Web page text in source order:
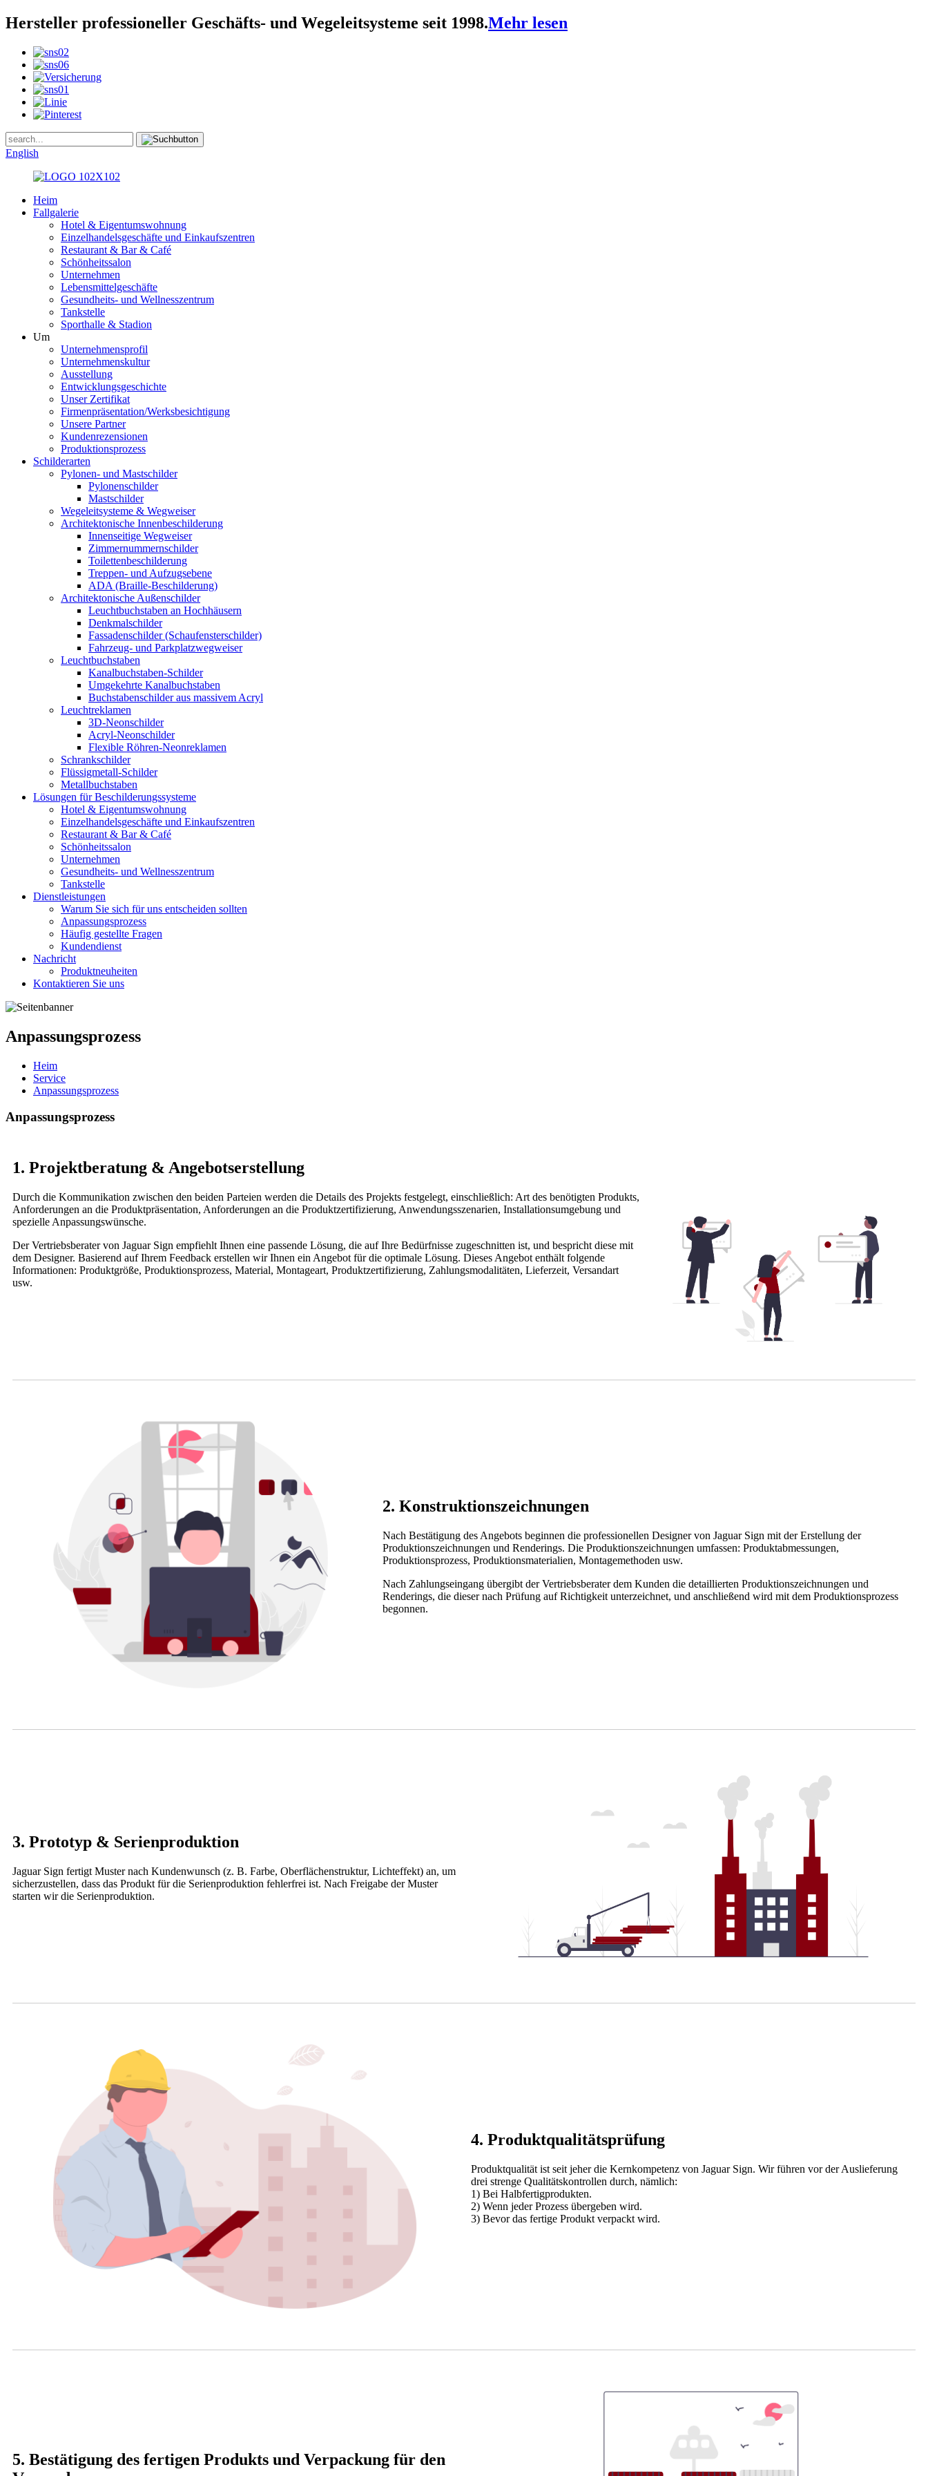
Hersteller professioneller Geschäfts- und Wegeleitsysteme seit 1998.Mehr lesen
English
Heim
Fallgalerie
Hotel & Eigentumswohnung
Einzelhandelsgeschäfte und Einkaufszentren
Restaurant & Bar & Café
Schönheitssalon
Unternehmen
Lebensmittelgeschäfte
Gesundheits- und Wellnesszentrum
Tankstelle
Sporthalle & Stadion
Um
Unternehmensprofil
Unternehmenskultur
Ausstellung
Entwicklungsgeschichte
Unser Zertifikat
Firmenpräsentation/Werksbesichtigung
Unsere Partner
Kundenrezensionen
Produktionsprozess
Schilderarten
Pylonen- und Mastschilder
Pylonenschilder
Mastschilder
Wegeleitsysteme & Wegweiser
Architektonische Innenbeschilderung
Innenseitige Wegweiser
Zimmernummernschilder
Toilettenbeschilderung
Treppen- und Aufzugsebene
ADA (Braille-Beschilderung)
Architektonische Außenschilder
Leuchtbuchstaben an Hochhäusern
Denkmalschilder
Fassadenschilder (Schaufensterschilder)
Fahrzeug- und Parkplatzwegweiser
Leuchtbuchstaben
Kanalbuchstaben-Schilder
Umgekehrte Kanalbuchstaben
Buchstabenschilder aus massivem Acryl
Leuchtreklamen
3D-Neonschilder
Acryl-Neonschilder
Flexible Röhren-Neonreklamen
Schrankschilder
Flüssigmetall-Schilder
Metallbuchstaben
Lösungen für Beschilderungssysteme
Hotel & Eigentumswohnung
Einzelhandelsgeschäfte und Einkaufszentren
Restaurant & Bar & Café
Schönheitssalon
Unternehmen
Gesundheits- und Wellnesszentrum
Tankstelle
Dienstleistungen
Warum Sie sich für uns entscheiden sollten
Anpassungsprozess
Häufig gestellte Fragen
Kundendienst
Nachricht
Produktneuheiten
Kontaktieren Sie uns
Anpassungsprozess
Heim
Service
Anpassungsprozess
Anpassungsprozess
1. Projektberatung & Angebotserstellung
Durch die Kommunikation zwischen den beiden Parteien werden die Details des Projekts festgelegt, einschließlich: Art des benötigten Produkts,
Anforderungen an die Produktpräsentation, Anforderungen an die Produktzertifizierung, Anwendungsszenarien, Installationsumgebung und
spezielle Anpassungswünsche.
Der Vertriebsberater von Jaguar Sign empfiehlt Ihnen eine passende Lösung, die auf Ihre Bedürfnisse zugeschnitten ist, und bespricht diese mit
dem Designer. Basierend auf Ihrem Feedback erstellen wir Ihnen ein Angebot für die optimale Lösung. Dieses Angebot enthält folgende
Informationen: Produktgröße, Produktionsprozess, Material, Montageart, Produktzertifizierung, Zahlungsmodalitäten, Lieferzeit, Versandart
usw.
2. Konstruktionszeichnungen
Nach Bestätigung des Angebots beginnen die professionellen Designer von Jaguar Sign mit der Erstellung der
Produktionszeichnungen und Renderings. Die Produktionszeichnungen umfassen: Produktabmessungen,
Produktionsprozess, Produktionsmaterialien, Montagemethoden usw.
Nach Zahlungseingang übergibt der Vertriebsberater dem Kunden die detaillierten Produktionszeichnungen und
Renderings, die dieser nach Prüfung auf Richtigkeit unterzeichnet, und anschließend wird mit dem Produktionsprozess
begonnen.
3. Prototyp & Serienproduktion
Jaguar Sign fertigt Muster nach Kundenwunsch (z. B. Farbe, Oberflächenstruktur, Lichteffekt) an, um
sicherzustellen, dass das Produkt für die Serienproduktion fehlerfrei ist. Nach Freigabe der Muster
starten wir die Serienproduktion.
4. Produktqualitätsprüfung
Produktqualität ist seit jeher die Kernkompetenz von Jaguar Sign. Wir führen vor der Auslieferung
drei strenge Qualitätskontrollen durch, nämlich:
1) Bei Halbfertigprodukten.
2) Wenn jeder Prozess übergeben wird.
3) Bevor das fertige Produkt verpackt wird.
5. Bestätigung des fertigen Produkts und Verpackung für den